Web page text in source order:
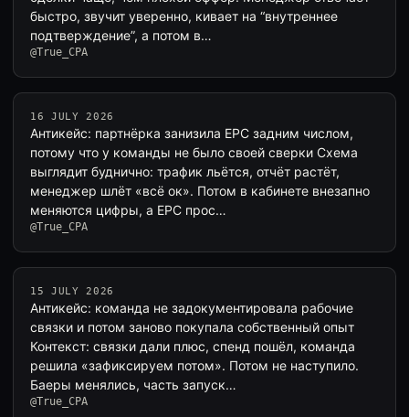
быстро, звучит уверенно, кивает на “внутреннее
подтверждение”, а потом в…
@True_CPA
16 JULY 2026
Антикейс: партнёрка занизила EPC задним числом,
потому что у команды не было своей сверки Схема
выглядит буднично: трафик льётся, отчёт растёт,
менеджер шлёт «всё ок». Потом в кабинете внезапно
меняются цифры, а EPC прос…
@True_CPA
15 JULY 2026
Антикейс: команда не задокументировала рабочие
связки и потом заново покупала собственный опыт
Контекст: связки дали плюс, спенд пошёл, команда
решила «зафиксируем потом». Потом не наступило.
Баеры менялись, часть запуск…
@True_CPA